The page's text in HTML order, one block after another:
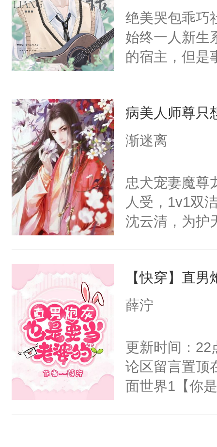
卫天还没亮，
腰：“陛下，
不好了！”“那
小白莲：“嘤
胡说，我没碰
不愧是大佬
悉，嗷？这不
可以先看仙帝
朝，一个从未
为三种性别。
构与男子相同
了一颗红色的
人，最终坐上
绝美哭包乖巧
始终一人新生
的宿主，但
你，打他一
右脸欠踹$￥
前，抬手摸
句：“魂淡！”
血：可爱，
阴恻恻的看着
点头：“你自
谁！”反正有
打工的！小
了！尼玛！到
病美人师尊只
渐迷离
忠犬宠妻魔尊
人受，1v1双
沈云清，为护
其是纯金色
的逆鳞，决战
逆鳞还亲了一
堂正正再战一
清倚在美人榻
老等死中，
【快穿】直
薛泞
更新时间：22
论区留言置顶
面世界1【你